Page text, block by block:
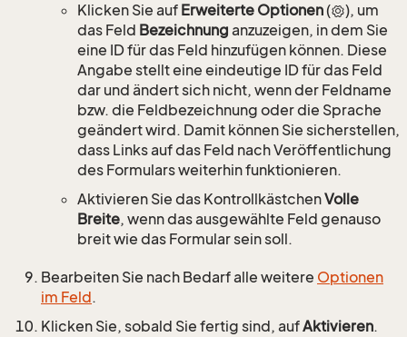
Klicken Sie auf Erweiterte Optionen(
), um
das Feld Bezeichnung anzuzeigen, in dem Sie
eine ID für das Feld hinzufügen können. Diese
Angabe stellt eine eindeutige ID für das Feld
dar und ändert sich nicht, wenn der Feldname
bzw. die Feldbezeichnung oder die Sprache
geändert wird. Damit können Sie sicherstellen,
dass Links auf das Feld nach Veröffentlichung
des Formulars weiterhin funktionieren.
Aktivieren Sie das KontrollkästchenVolle
Breite, wenn das ausgewählte Feld genauso
breit wie das Formular sein soll.
Bearbeiten Sie nach Bedarf alle weitere Optionen
im Feld.
Klicken Sie, sobald Sie fertig sind, aufAktivieren.